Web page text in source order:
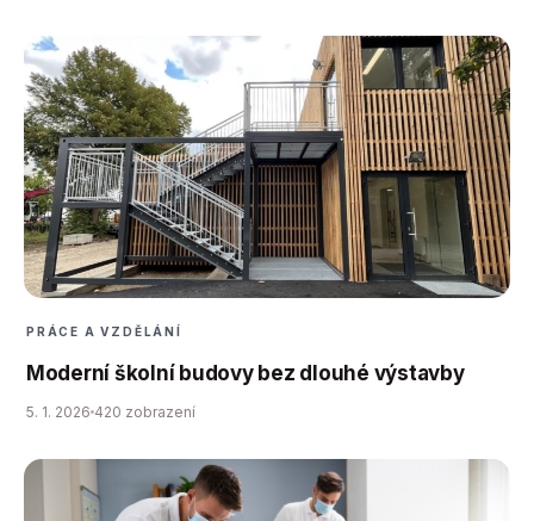
PRÁCE A VZDĚLÁNÍ
Moderní školní budovy bez dlouhé výstavby
5. 1. 2026 420 zobrazení